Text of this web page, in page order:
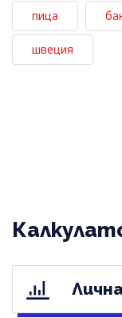
пица
швеция